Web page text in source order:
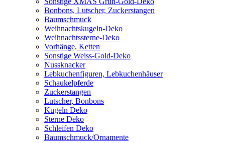
Bonbons, Lutscher, Zuckerstangen
Baumschmuck
Weihnachtskugeln-Deko
Weihnachtssterne-Deko
Vorhänge, Ketten
Sonstige Weiss-Gold-Deko
Nussknacker
Lebkuchenfiguren, Lebkuchenhäuser
Schaukelpferde
Zuckerstangen
Lutscher, Bonbons
Kugeln Deko
Sterne Deko
Schleifen Deko
Baumschmuck/Ornamente